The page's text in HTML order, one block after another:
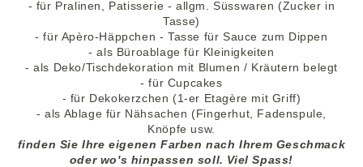
- für Pralinen, Patisserie - allgm. Süsswaren (Zucker in
Tasse)
- für Apèro-Häppchen - Tasse für Sauce zum Dippen
- als Büroablage für Kleinigkeiten
- als Deko/Tischdekoration mit Blumen / Kräutern belegt
- für Cupcakes
- für Dekokerzchen (1-er Etagère mit Griff)
- als Ablage für Nähsachen (Fingerhut, Fadenspule,
Knöpfe usw.
finden Sie Ihre eigenen Farben nach Ihrem Geschmack
oder wo's hinpassen soll. Viel Spass!